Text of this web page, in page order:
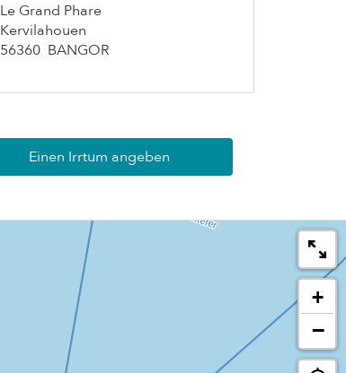
Le Grand Phare
Kervilahouen
56360 BANGOR
Einen Irrtum angeben
+
−